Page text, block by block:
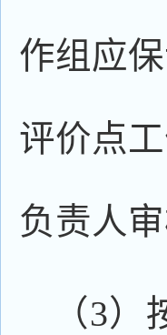
作组应
评价点
负责人审
（3